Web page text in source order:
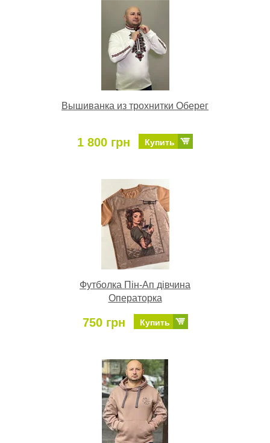
Вышиванка из трохнитки Оберег
1 800 грн Купить
Футболка Пін-Ап дівчина
Операторка
750 грн Купить